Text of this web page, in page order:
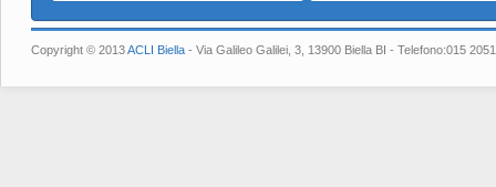
Copyright © 2013ACLI Biella - Via Galileo Galilei, 3, 13900 Biella BI - Telefono:015